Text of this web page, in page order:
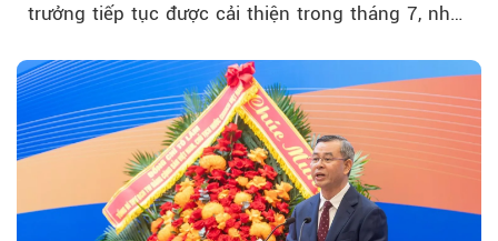
trưởng tiếp tục được cải thiện trong tháng 7, nhờ
nhiệt và niềm tin kinh doanh dần phục hồi.